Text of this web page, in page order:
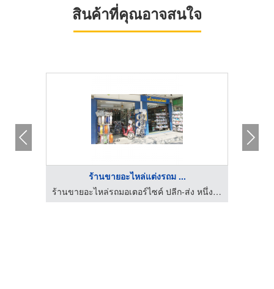
สินค้าที่คุณอาจสนใจ
ร้านขายอะไหล่แต่งรถม ...
ร้านขายอะไหล่รถมอเตอร์ไซค์ ปลีก-ส่ง หนึ่งมอเตอร์ชอป (FirstMotorshop)